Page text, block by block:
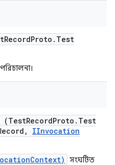
RecordProto . Test
(TestRecordProto . Test
,
IInvocation
সংঘটিত